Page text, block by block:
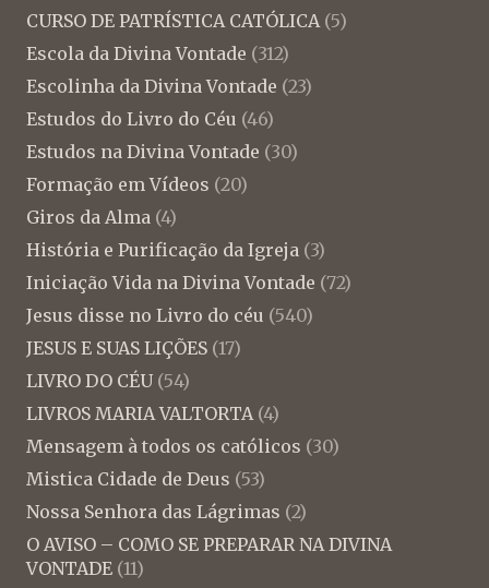
CURSO DE PATRÍSTICA CATÓLICA (5)
Escola da Divina Vontade (312)
Escolinha da Divina Vontade (23)
Estudos do Livro do Céu (46)
Estudos na Divina Vontade (30)
Formação em Vídeos (20)
Giros da Alma (4)
História e Purificação da Igreja (3)
Iniciação Vida na Divina Vontade (72)
Jesus disse no Livro do céu (540)
JESUS E SUAS LIÇÕES (17)
LIVRO DO CÉU (54)
LIVROS MARIA VALTORTA (4)
Mensagem à todos os católicos (30)
Mistica Cidade de Deus (53)
Nossa Senhora das Lágrimas (2)
O AVISO – COMO SE PREPARAR NA DIVINA
VONTADE (11)